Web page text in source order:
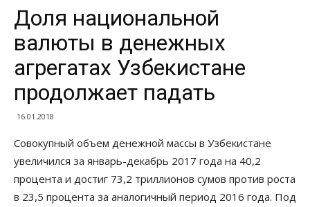
Доля национальной
валюты в денежных
агрегатах Узбекистане
продолжает падать
16.01.2018
Совокупный объем денежной массы в Узбекистане
увеличился за январь-декабрь 2017 года на 40,2
процента и достиг 73,2 триллионов сумов против роста
в 23,5 процента за аналогичный период 2016 года. Под